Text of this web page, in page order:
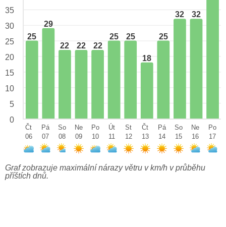
25
29
22 22 22
25 25
18
25
32 32
35
30
25
20
15
10
5
0
Čt
06
Pá
07
So
08
Ne
09
Po
10
Út
11
St
12
Čt
13
Pá
14
So
15
Ne
16
Po
17
Graf zobrazuje maximální nárazy větru v km/h v průběhu
příštích dnů.